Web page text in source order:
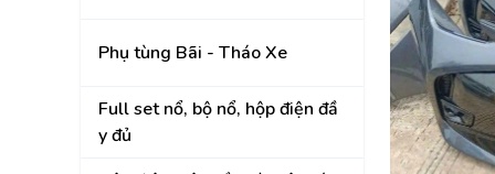
ECU, ABS Bãi
Hộp BCM, Body,
Cọc lái, hộp, mô tơ
Bảng công tắc
Phụ tùng Bãi - Tháo Xe
Full set nổ, bộ nổ, hộp điện đầ
y đủ